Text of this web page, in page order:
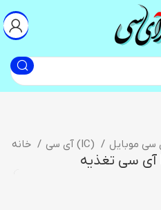
آی سی (IC)